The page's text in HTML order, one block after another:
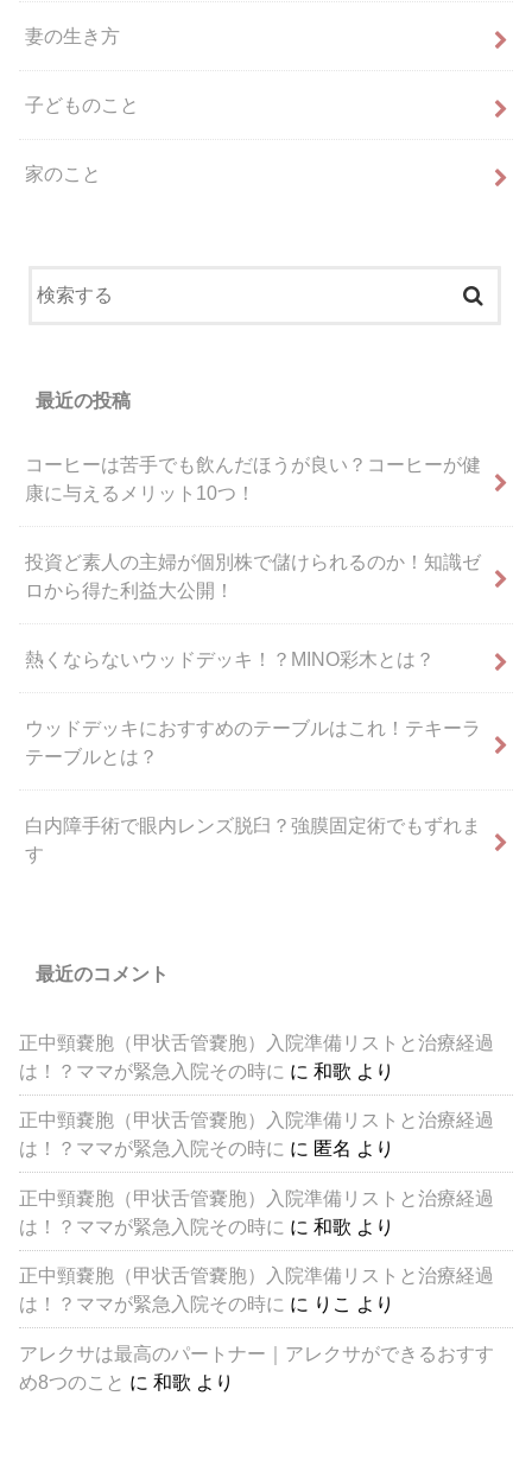
妻の生き方
子どものこと
家のこと
最近の投稿
コーヒーは苦手でも飲んだほうが良い？コーヒーが健
康に与えるメリット10つ！
投資ど素人の主婦が個別株で儲けられるのか！知識ゼ
ロから得た利益大公開！
熱くならないウッドデッキ！？MINO彩木とは？
ウッドデッキにおすすめのテーブルはこれ！テキーラ
テーブルとは？
白内障手術で眼内レンズ脱臼？強膜固定術でもずれま
す
最近のコメント
正中頸嚢胞（甲状舌管嚢胞）入院準備リストと治療経過
は！？ママが緊急入院その時に に和歌 より
正中頸嚢胞（甲状舌管嚢胞）入院準備リストと治療経過
は！？ママが緊急入院その時に に 匿名 より
正中頸嚢胞（甲状舌管嚢胞）入院準備リストと治療経過
は！？ママが緊急入院その時に に和歌 より
正中頸嚢胞（甲状舌管嚢胞）入院準備リストと治療経過
は！？ママが緊急入院その時に に りこ より
アレクサは最高のパートナー｜アレクサができるおすす
め8つのこと に和歌 より